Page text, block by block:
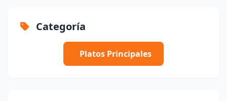
Categoría
Platos Principales